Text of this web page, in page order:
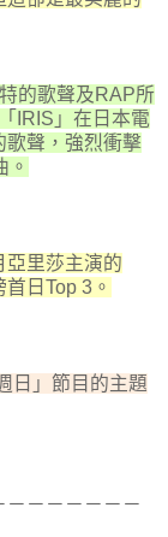
的歌聲及RAP所
IRIS」在日本電
歌聲，強烈衝擊
。
亞里莎主演的
日Top 3。
日」節目的主題
－－－－－－